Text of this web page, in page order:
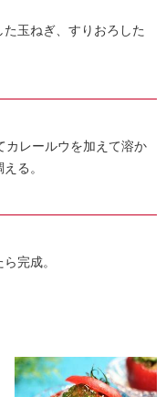
玉ねぎ、すりおろした
カレールウを加えて溶か
る。
完成。